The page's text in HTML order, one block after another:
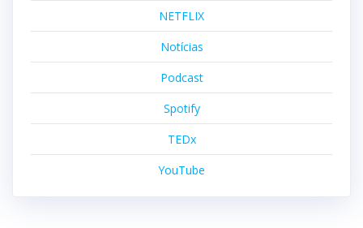
NETFLIX
Notícias
Podcast
Spotify
TEDx
YouTube